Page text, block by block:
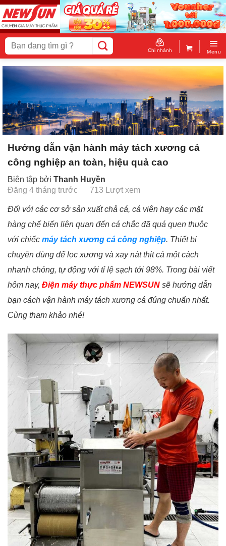
Skip
to
content
Tìm
kiếm:
Chi nhánh Menu
Hướng dẫn vận hành máy tách xương cá
công nghiệp an toàn, hiệu quả cao
Biên tập bởi Thanh Huyền
Đăng 4 tháng trước
713 Lượt xem
Đối với các cơ sở sản xuất chả cá, cá viên hay các mặt
hàng chế biến liên quan đến cá chắc đã quá quen thuộc
với chiếc máy tách xương cá công nghiệp. Thiết bị
chuyên dùng để lọc xương và xay nát thịt cá một cách
nhanh chóng, tự động với tỉ lệ sạch tới 98%. Trong bài viết
hôm nay, Điện máy thực phẩm NEWSUN sẽ hướng dẫn
bạn cách vận hành máy tách xương cá đúng chuẩn nhất.
Cùng tham khảo nhé!